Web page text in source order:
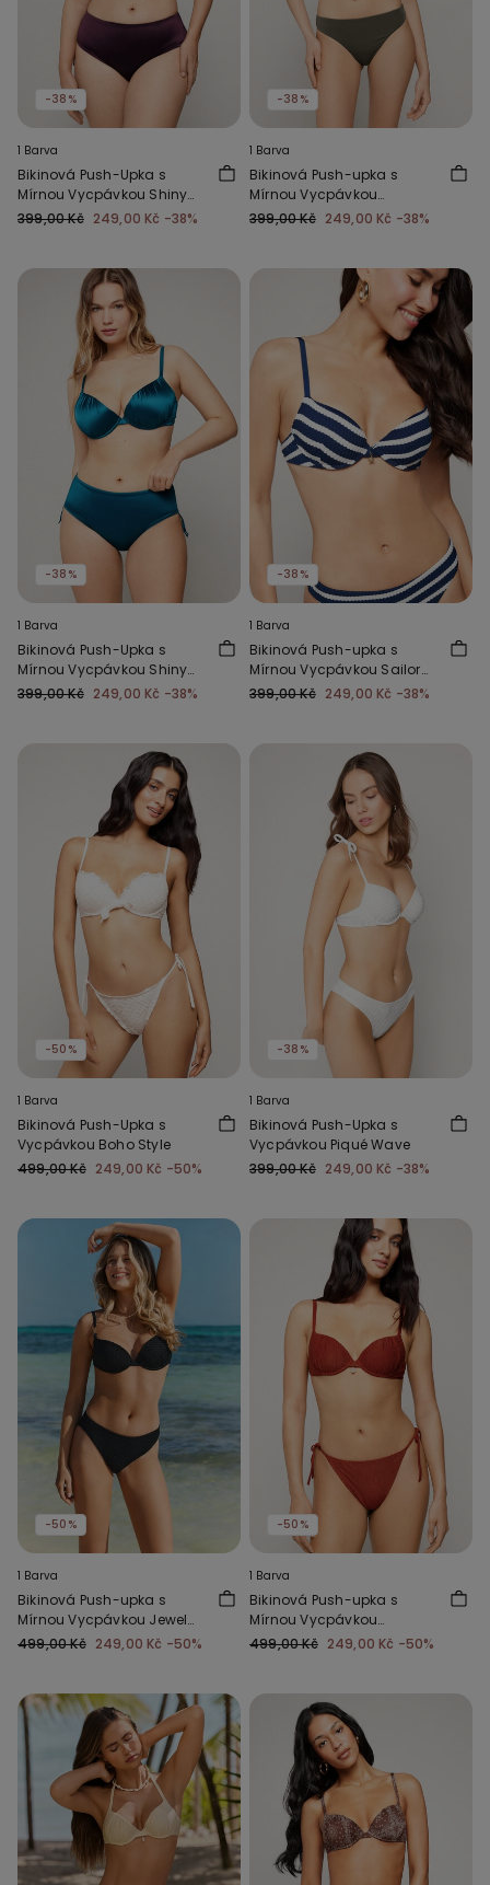
-38%
1 Barva
Bikinová Push-Upka s
Mírnou Vycpávkou Shiny
Glam Bordó
399,00 Kč 249,00 Kč -38%
-38%
1 Barva
Bikinová Push-upka s
Mírnou Vycpávkou
Timeless Look Verde Camo
399,00 Kč 249,00 Kč -38%
-38%
1 Barva
Bikinová Push-Upka s
Mírnou Vycpávkou Shiny
Glam Modrá
399,00 Kč 249,00 Kč -38%
-38%
1 Barva
Bikinová Push-upka s
Mírnou Vycpávkou Sailor
Stripes
399,00 Kč 249,00 Kč -38%
-50%
1 Barva
Bikinová Push-Upka s
Vycpávkou Boho Style
499,00 Kč 249,00 Kč -50%
-38%
1 Barva
Bikinová Push-Upka s
Vycpávkou Piqué Wave
399,00 Kč 249,00 Kč -38%
-50%
1 Barva
Bikinová Push-upka s
Mírnou Vycpávkou Jewel
Net
499,00 Kč 249,00 Kč -50%
-50%
1 Barva
Bikinová Push-upka s
Mírnou Vycpávkou
Paradise Bay Rum
499,00 Kč 249,00 Kč -50%